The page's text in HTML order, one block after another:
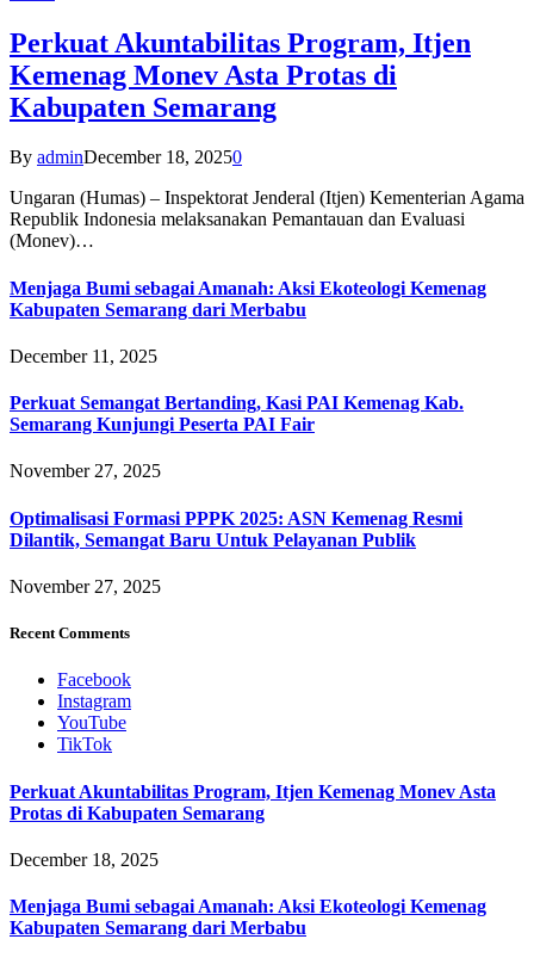
Perkuat Akuntabilitas Program, Itjen
Kemenag Monev Asta Protas di
Kabupaten Semarang
By adminDecember 18, 20250
Ungaran (Humas) – Inspektorat Jenderal (Itjen) Kementerian Agama
Republik Indonesia melaksanakan Pemantauan dan Evaluasi
(Monev)…
Menjaga Bumi sebagai Amanah: Aksi Ekoteologi Kemenag
Kabupaten Semarang dari Merbabu
December 11, 2025
Perkuat Semangat Bertanding, Kasi PAI Kemenag Kab.
Semarang Kunjungi Peserta PAI Fair
November 27, 2025
Optimalisasi Formasi PPPK 2025: ASN Kemenag Resmi
Dilantik, Semangat Baru Untuk Pelayanan Publik
November 27, 2025
Recent Comments
Facebook
Instagram
YouTube
TikTok
Perkuat Akuntabilitas Program, Itjen Kemenag Monev Asta
Protas di Kabupaten Semarang
December 18, 2025
Menjaga Bumi sebagai Amanah: Aksi Ekoteologi Kemenag
Kabupaten Semarang dari Merbabu